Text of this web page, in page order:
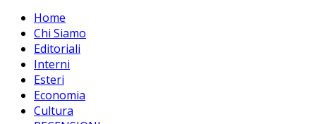
Home
Chi Siamo
Editoriali
Interni
Esteri
Economia
Cultura